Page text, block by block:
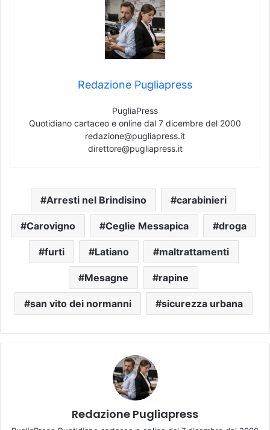
Redazione Pugliapress
PugliaPress
Quotidiano cartaceo e online dal 7 dicembre del 2000
redazione@pugliapress.it
direttore@pugliapress.it
Arresti nel Brindisino carabinieri
Carovigno Ceglie Messapica droga
furti Latiano maltrattamenti
Mesagne rapine
san vito dei normanni sicurezza urbana
Redazione Pugliapress